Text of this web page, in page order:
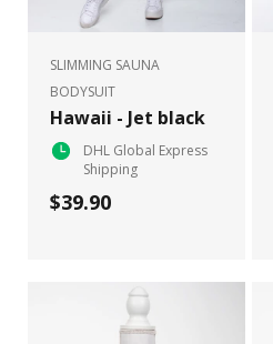
SLIMMING SAUNA
BODYSUIT
Hawaii - Jet black
DHL Global Express
Shipping
$39.90